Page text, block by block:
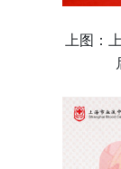
上图：